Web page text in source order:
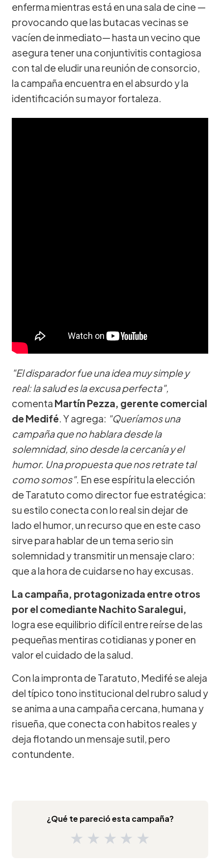
enferma mientras está en una sala de cine —
provocando que las butacas vecinas se
vacíen de inmediato— hasta un vecino que
asegura tener una conjuntivitis contagiosa
con tal de eludir una reunión de consorcio,
la campaña encuentra en el absurdo y la
identificación su mayor fortaleza.
"El disparador fue una idea muy simple y
real: la salud es la excusa perfecta",
comenta Martín Pezza, gerente comercial
de Medifé. Y agrega: "Queríamos una
campaña que no hablara desde la
solemnidad, sino desde la cercanía y el
humor. Una propuesta que nos retrate tal
como somos". En ese espíritu la elección
de Taratuto como director fue estratégica:
su estilo conecta con lo real sin dejar de
lado el humor, un recurso que en este caso
sirve para hablar de un tema serio sin
solemnidad y transmitir un mensaje claro:
que a la hora de cuidarse no hay excusas.
La campaña, protagonizada entre otros
por el comediante Nachito Saralegui,
logra ese equilibrio difícil entre reírse de las
pequeñas mentiras cotidianas y poner en
valor el cuidado de la salud.
Con la impronta de Taratuto, Medifé se aleja
del típico tono institucional del rubro salud y
se anima a una campaña cercana, humana y
risueña, que conecta con habitos reales y
deja flotando un mensaje sutil, pero
contundente.
¿Qué te pareció esta campaña?
★ ★ ★ ★ ★